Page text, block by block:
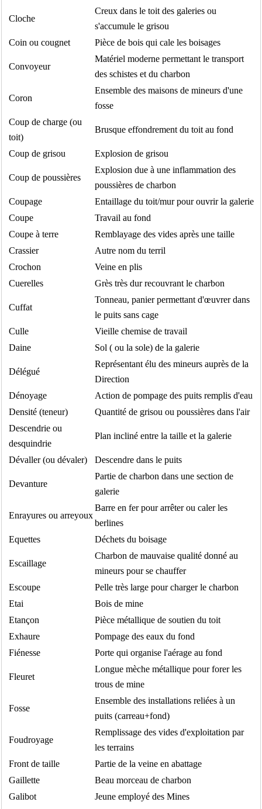
Cloche
Creux dans le toit des galeries ou
s'accumule le grisou
Coin ou cougnet
Pièce de bois qui cale les boisages
Convoyeur
Matériel moderne permettant le transport
des schistes et du charbon
Coron
Ensemble des maisons de mineurs d'une
fosse
Coup de charge (ou
toit)
Brusque effondrement du toit au fond
Coup de grisou Explosion de grisou
Coup de poussières
Explosion due à une inflammation des
poussières de charbon
Coupage
Entaillage du toit/mur pour ouvrir la galerie
Coupe
Travail au fond
Coupe à terre
Remblayage des vides après une taille
Crassier
Autre nom du terril
Crochon
Veine en plis
Cuerelles
Grès très dur recouvrant le charbon
Cuffat
Tonneau, panier permettant d'œuvrer dans
le puits sans cage
Culle
Vieille chemise de travail
Daine
Sol ( ou la sole) de la galerie
Délégué
Représentant élu des mineurs auprès de la
Direction
Dénoyage
Action de pompage des puits remplis d'eau
Densité (teneur)
Quantité de grisou ou poussières dans l'air
Descendrie ou
desquindrie
Plan incliné entre la taille et la galerie
Dévaller (ou dévaler) Descendre dans le puits
Devanture
Partie de charbon dans une section de
galerie
Enrayures ou arreyoux
Barre en fer pour arrêter ou caler les
berlines
Equettes
Déchets du boisage
Escaillage
Charbon de mauvaise qualité donné au
mineurs pour se chauffer
Escoupe
Pelle très large pour charger le charbon
Etai
Bois de mine
Etançon
Pièce métallique de soutien du toit
Exhaure
Pompage des eaux du fond
Fiénesse
Porte qui organise l'aérage au fond
Fleuret
Longue mèche métallique pour forer les
trous de mine
Fosse
Ensemble des installations reliées à un
puits (carreau+fond)
Foudroyage
Remplissage des vides d'exploitation par
les terrains
Front de taille
Partie de la veine en abattage
Gaillette
Beau morceau de charbon
Galibot
Jeune employé des Mines